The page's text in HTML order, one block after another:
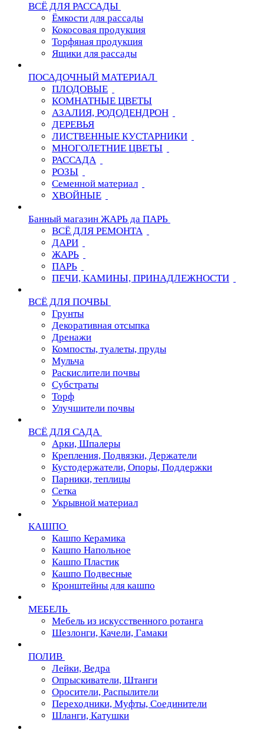
ВСЁ ДЛЯ РАССАДЫ
Ёмкости для рассады
Кокосовая продукция
Торфяная продукция
Ящики для рассады
ПОСАДОЧНЫЙ МАТЕРИАЛ
ПЛОДОВЫЕ
КОМНАТНЫЕ ЦВЕТЫ
АЗАЛИЯ, РОДОДЕНДРОН
ДЕРЕВЬЯ
ЛИСТВЕННЫЕ КУСТАРНИКИ
МНОГОЛЕТНИЕ ЦВЕТЫ
РАССАДА
РОЗЫ
Семенной материал
ХВОЙНЫЕ
Банный магазин ЖАРЬ да ПАРЬ
ВСЁ ДЛЯ РЕМОНТА
ДАРИ
ЖАРЬ
ПАРЬ
ПЕЧИ, КАМИНЫ, ПРИНАДЛЕЖНОСТИ
ВСЁ ДЛЯ ПОЧВЫ
Грунты
Декоративная отсыпка
Дренажи
Компосты, туалеты, пруды
Мульча
Раскислители почвы
Субстраты
Торф
Улучшители почвы
ВСЁ ДЛЯ САДА
Арки, Шпалеры
Крепления, Подвязки, Держатели
Кустодержатели, Опоры, Поддержки
Парники, теплицы
Сетка
Укрывной материал
КАШПО
Кашпо Керамика
Кашпо Напольное
Кашпо Пластик
Кашпо Подвесные
Кронштейны для кашпо
МЕБЕЛЬ
Мебель из искусственного ротанга
Шезлонги, Качели, Гамаки
ПОЛИВ
Лейки, Ведра
Опрыскиватели, Штанги
Оросители, Распылители
Переходники, Муфты, Соединители
Шланги, Катушки